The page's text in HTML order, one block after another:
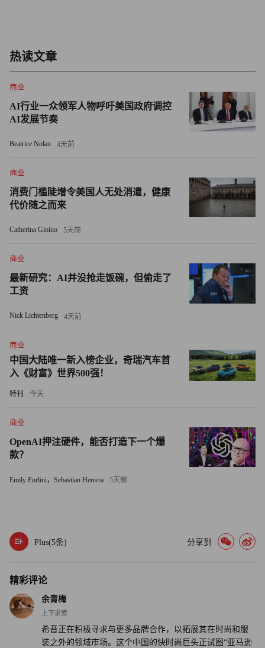
构这里没有值得关注的问题。
戴顿表示：“它们不会受到监管机构的审查。”
与亚马逊竞争
塔德雷斯指出，希音这种隐居幕后的方法，使其向时尚之外
施，希音能够更加灵活地向服装以外的领域扩张。
他补充道：“我真的认为这是一种明智的商业决策，即‘我们
有出色的物流网络，首先让我们将其向可以采购到廉价商品
市场调研平台AlphaWatch.AI的科技分析师兼首席运营官马
睿对《财富》杂志表示，希音在服装领域的稳固地位，让它
在与亚马逊的竞争中获得了另一个优势。马睿指出，众所周
知，时尚是一个“挑剔”的行业，而且尽管亚马逊同样涉足了
她说：“历史上，供需匹配的难度极大。这并不是一个特别
做同样的事情。2023年12月，亚马逊宣布，从今年1月起，
对15美元以下的服装，将卖家费用从17%降至5%，对15美
元至20美元的服装按10%收取费用。亚马逊在4月29日称，
其订单送达速度将比以往任何时候更快：美国60个大城市下
他说：“这些公司变得越来越像，这不足为奇。因为只要有
一种行之有效的成功策略……就会出现模仿者。”
热读文章
商业
AI行业一众领军人物呼吁美国政府调控
AI发展节奏
Beatrice Nolan 4天前
商业
消费门槛陡增令美国人无处消遣，健康
代价随之而来
Catherina Gioino 5天前
商业
最新研究：AI并没抢走饭碗，但偷走了
工资
Nick Lichtenberg 4天前
商业
中国大陆唯一新入榜企业，奇瑞汽车首
入《财富》世界500强！
特刊 今天
商业
OpenAI押注硬件，能否打造下一个爆
款？
Emily Forlini，Sebastian Herrera 5天前
Plus(5条) 分享到
精彩评论
余青梅
上下求索
希音正在积极寻求与更多品牌合作，以拓展其在时尚和服
装之外的领域市场。这个中国的快时尚巨头正试图“亚马逊